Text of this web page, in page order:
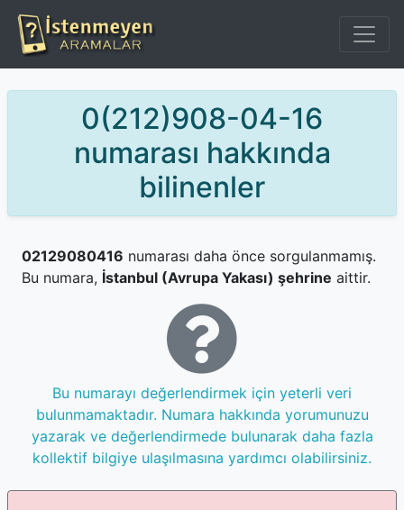
0(212)908-04-16
numarası hakkında
bilinenler
02129080416 numarası daha önce sorgulanmamış.
Bu numara, İstanbul (Avrupa Yakası) şehrine aittir.
Bu numarayı değerlendirmek için yeterli veri
bulunmamaktadır. Numara hakkında yorumunuzu
yazarak ve değerlendirmede bulunarak daha fazla
kollektif bilgiye ulaşılmasına yardımcı olabilirsiniz.